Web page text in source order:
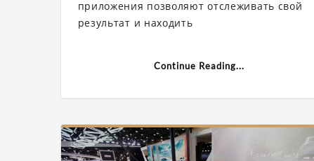
секретные
приложения позволяют отслеживать свой
результат и находить
Continue Reading...